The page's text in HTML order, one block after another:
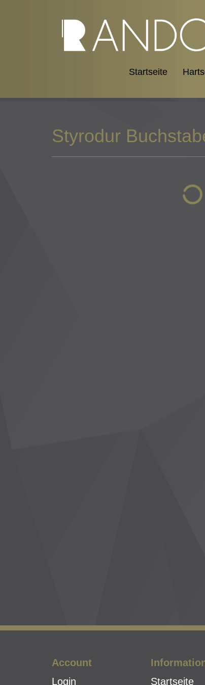
Startseite
Styrodur
Account
Login
Startseite